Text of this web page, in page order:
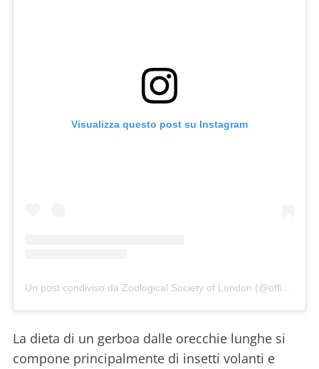
Visualizza questo post su Instagram
Un post condiviso da Zoological Society of London (@officialzsl)
La dieta di un gerboa dalle orecchie lunghe si
compone principalmente di insetti volanti e